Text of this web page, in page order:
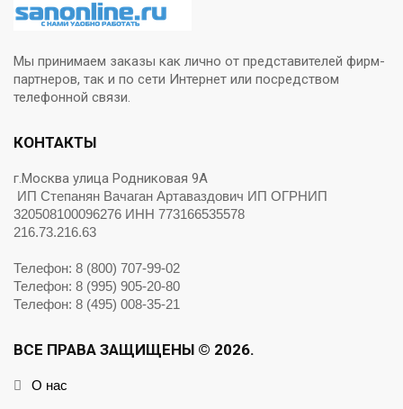
Мы принимаем заказы как лично от представителей фирм-
партнеров, так и по сети Интернет или посредством
телефонной связи.
КОНТАКТЫ
г.Москва улица Родниковая 9А
ИП Степанян Вачаган Артаваздович ИП ОГРНИП
320508100096276 ИНН 773166535578
216.73.216.63
Телефон: 8 (800) 707-99-02
Телефон: 8 (995) 905-20-80
Телефон: 8 (495) 008-35-21
ВСЕ ПРАВА ЗАЩИЩЕНЫ © 2026.
О нас